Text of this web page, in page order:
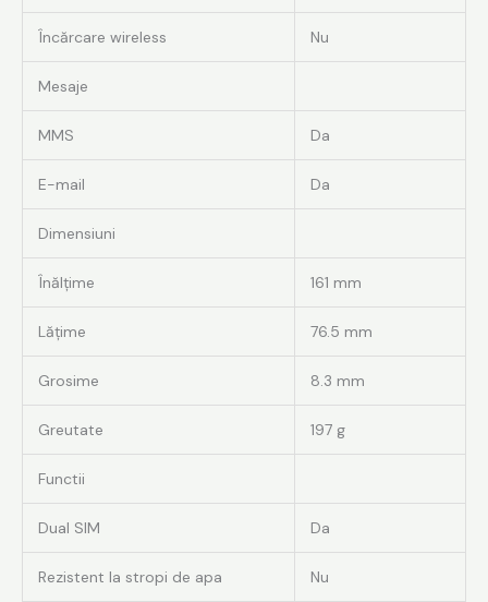
Încărcare wireless Nu
Mesaje
MMS Da
E-mail Da
Dimensiuni
Înălțime 161 mm
Lățime 76.5 mm
Grosime 8.3 mm
Greutate 197 g
Functii
Dual SIM Da
Rezistent la stropi de apa Nu